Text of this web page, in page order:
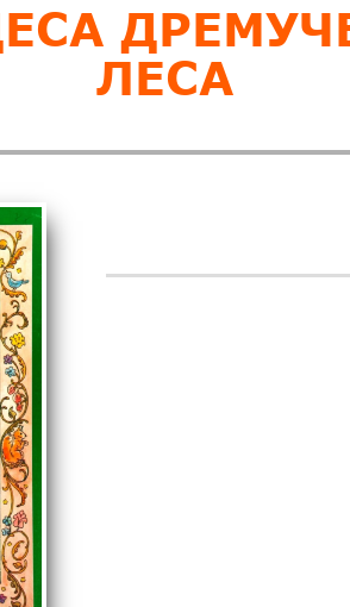
ЛЕСА